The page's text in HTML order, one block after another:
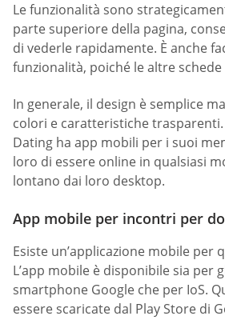
Le funzionalità sono
parte superiore della pagina,
di vederle rapidamente. È anche
funzionalità, poiché le altre
In generale, il design è semplice
colori e caratteristiche
Dating ha app mobili per i suoi
loro di essere online in qualsiasi
lontano dai loro desktop.
App mobile per incontri per
Esiste un’applicazione mobile per
L’app mobile è disponibile sia per
smartphone Google che per IoS.
essere scaricate dal Play Store di